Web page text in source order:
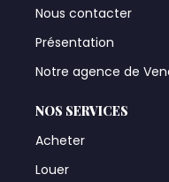
Nous contacter
Présentation
Notre agence de
NOS SERVICES
Acheter
Louer